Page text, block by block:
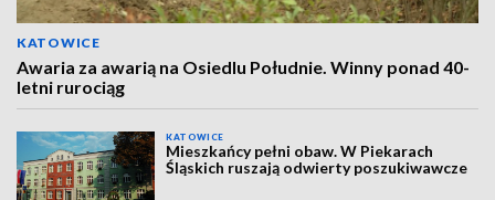
KATOWICE
Awaria za awarią na Osiedlu Południe. Winny ponad 40-
letni rurociąg
KATOWICE
Mieszkańcy pełni obaw. W Piekarach
Śląskich ruszają odwierty poszukiwawcze